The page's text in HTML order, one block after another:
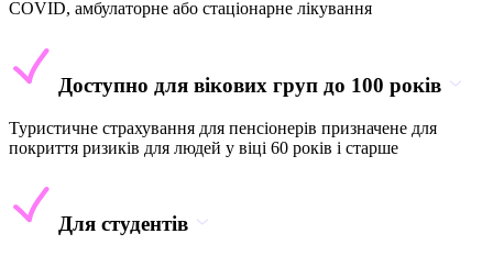
COVID, амбулаторне або стаціонарне лікування
Доступно для вікових груп до 100 років
Туристичне страхування для пенсіонерів призначене для
покриття ризиків для людей у віці 60 років і старше
Для студентів